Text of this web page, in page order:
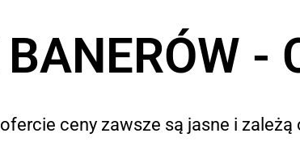
BANERÓW -
ceny zawsze są jasne i